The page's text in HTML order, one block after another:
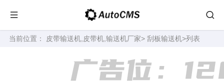
当前位置： 皮带输送机,皮带机,输送机厂家> 刮板输送机>列表